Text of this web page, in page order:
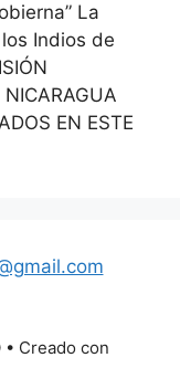
La
Indios de
EN ESTE
• Creado con